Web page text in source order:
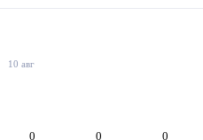
10 авг
0 0 0